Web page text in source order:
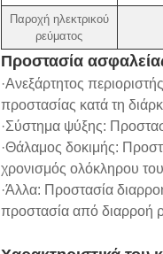
Παροχή ηλεκτρικού
ρεύματος
Προστασία
·Ανεξάρτητος
προστασίας κατά τη
·Σύστημα ψύξης:
·Θάλαμος δοκιμής:
χρονισμός ολόκληρου
·Άλλα: Προστασία
προστασία από διαρροή